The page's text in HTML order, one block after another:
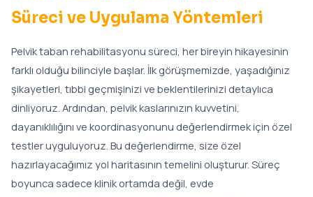
Süreci ve Uygulama Yöntemleri
Pelvik taban rehabilitasyonu süreci, her bireyin hikayesinin
farklı olduğu bilinciyle başlar. İlk görüşmemizde, yaşadığınız
şikayetleri, tıbbi geçmişinizi ve beklentilerinizi detaylıca
dinliyoruz. Ardından, pelvik kaslarınızın kuvvetini,
dayanıklılığını ve koordinasyonunu değerlendirmek için özel
testler uyguluyoruz. Bu değerlendirme, size özel
hazırlayacağımız yol haritasının temelini oluşturur. Süreç
boyunca sadece klinik ortamda değil, evde